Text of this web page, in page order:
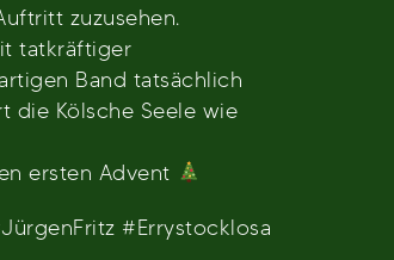
zuzusehen.
tatkräftiger
Band tatsächlich
die Kölsche Seele wie
ersten Advent
#Errystocklosa